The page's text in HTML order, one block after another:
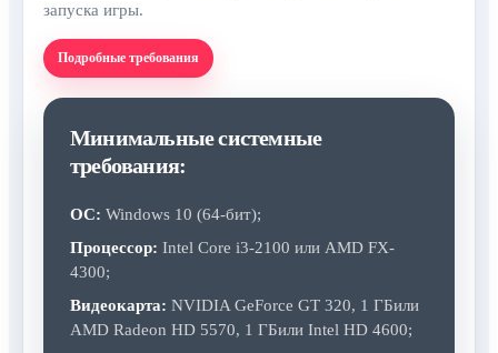
запуска игры.
Подробные требования
Минимальные системные
требования:
ОС: Windows 10 (64-бит);
Процессор: Intel Core i3-2100 или AMD FX-
4300;
Видеокарта: NVIDIA GeForce GT 320, 1 ГБили
AMD Radeon HD 5570, 1 ГБили Intel HD 4600;